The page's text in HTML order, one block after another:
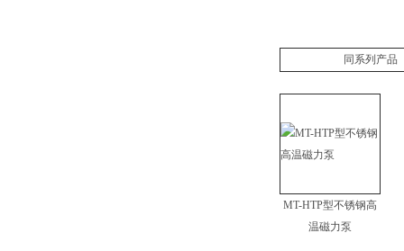
同系列产品
MT-HTP型不锈钢高
温磁力泵